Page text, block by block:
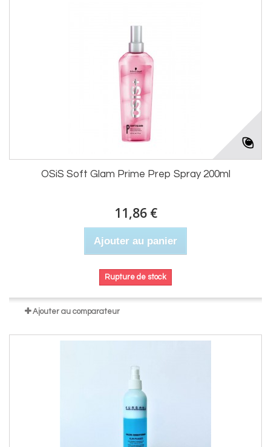
OSiS Soft Glam Prime Prep Spray 200ml
11,86 €
Ajouter au panier
Rupture de stock
Ajouter au comparateur